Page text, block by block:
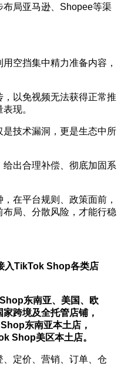
局亚马逊、Shopee等渠
空挡集中精力准备内容，
以免视频无法获得正常推
现。
技术漏洞，更是生态中所
出合理补偿、彻底加固系
在平台规则、政策面前，
局、分散风险，才能行稳
入TikTok Shop各类店
东南亚、美国、欧
跨境及全托管店铺，
东南亚本土店，
Shop美区本土店。
定价、营销、订单、仓